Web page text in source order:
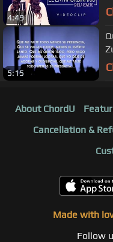
4:49
5:15
About ChordU
Cancellation &
Made with
Follow